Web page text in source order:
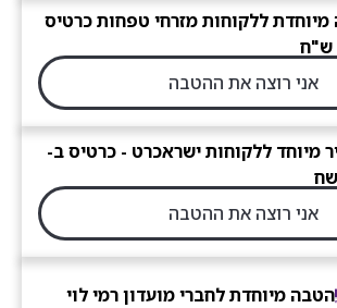
ללקוחות מזרחי טפחות כרטיס
אני רוצה את ההטבה
מיוחד ללקוחות ישראכרט - כרטיס ב-
אני רוצה את ההטבה
הטבה מיוחדת לחברי מועדון רמי לוי